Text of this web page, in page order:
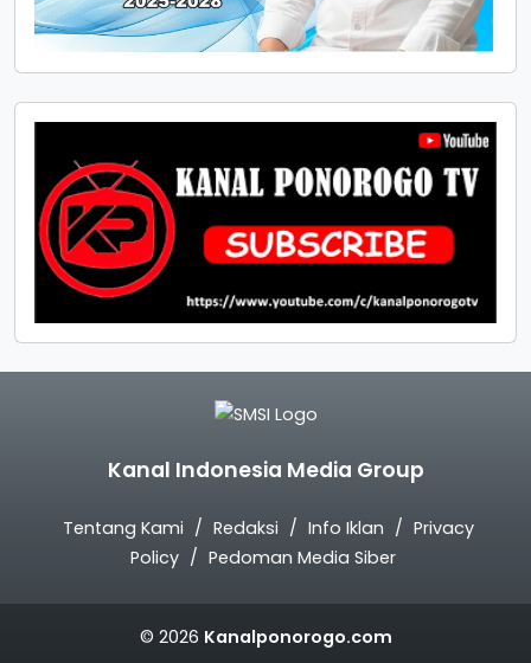
Kanal Indonesia Media Group
Tentang Kami Redaksi Info Iklan
Privacy
Policy
Pedoman Media Siber
© 2026 Kanalponorogo.com